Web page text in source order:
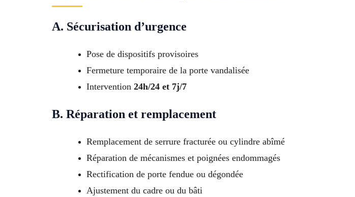
A. Sécurisation d’urgence
Pose de dispositifs provisoires
Fermeture temporaire de la porte vandalisée
Intervention 24h/24 et 7j/7
B. Réparation et remplacement
Remplacement de serrure fracturée ou cylindre abîmé
Réparation de mécanismes et poignées endommagés
Rectification de porte fendue ou dégondée
Ajustement du cadre ou du bâti